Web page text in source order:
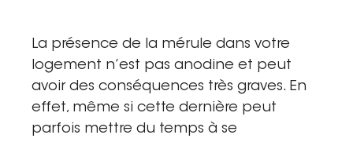
La présence de la mérule dans votre
logement n’est pas anodine et peut
avoir des conséquences très graves. En
effet, même si cette dernière peut
parfois mettre du temps à se